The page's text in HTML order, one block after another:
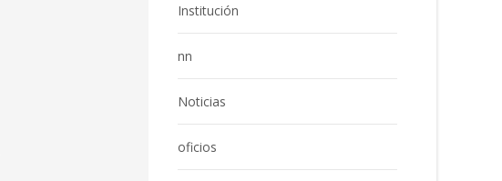
Institución
nn
Noticias
oficios